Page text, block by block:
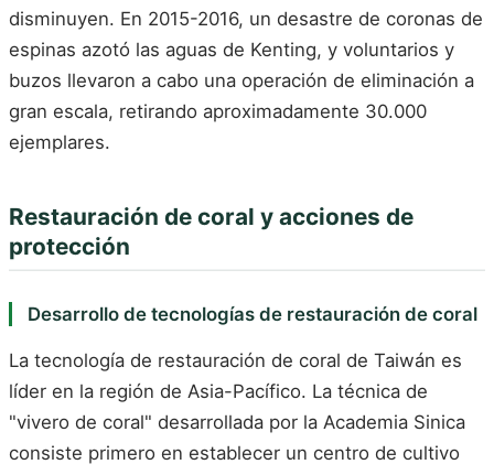
disminuyen. En 2015-2016, un desastre de coronas de
espinas azotó las aguas de Kenting, y voluntarios y
buzos llevaron a cabo una operación de eliminación a
gran escala, retirando aproximadamente 30.000
ejemplares.
Restauración de coral y acciones de
protección
Desarrollo de tecnologías de restauración de coral
La tecnología de restauración de coral de Taiwán es
líder en la región de Asia-Pacífico. La técnica de
"vivero de coral" desarrollada por la Academia Sinica
consiste primero en establecer un centro de cultivo